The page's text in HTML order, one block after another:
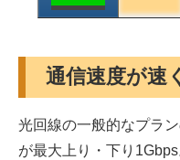
通信速度が速
光回線の一般的なプラ
が最大上り・下り1Gbps